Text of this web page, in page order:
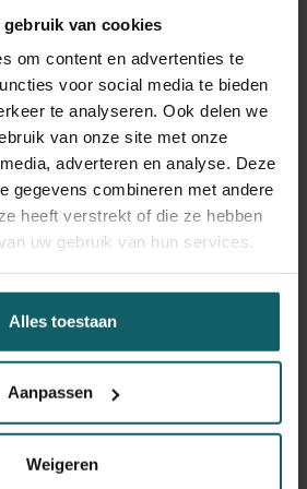
gebruik van cookies
om content en advertenties te
voor social media te bieden
te analyseren. Ook delen we
van onze site met onze
adverteren en analyse. Deze
gegevens combineren met andere
heeft verstrekt of die ze hebben
uw gebruik van hun services.
Alles toestaan
Aanpassen
Weigeren
ze symptomen vertoonden,
waren”, zegt Koen Vercauteren,
ITG. De resultaten leren ons ook
het virus. Ten eerste, is het
contact veel groter dan
Het risico van niet-seksueel
erg laag. Ten tweede, hoewel
symptoom zijn, komen ze
we veronderstelden. In de studie
word! Deel dit artikel op